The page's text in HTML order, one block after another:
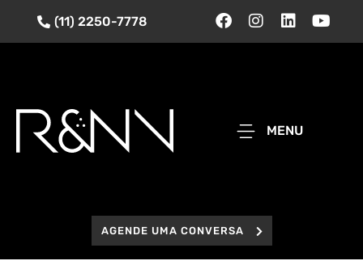
(11) 2250-7778
MENU
AGENDE UMA CONVERSA